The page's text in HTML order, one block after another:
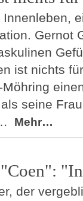
Gernot
ist nichts
seine
Mehr…
"Coen":
der